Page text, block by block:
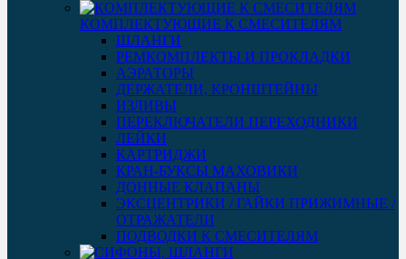
КОМПЛЕКТУЮЩИЕ К СМЕСИТЕЛЯМ
ШЛАНГИ
РЕМКОМПЛЕКТЫ И ПРОКЛАДКИ
АЭРАТОРЫ
ДЕРЖАТЕЛИ, КРОНШТЕЙНЫ
ИЗЛИВЫ
ПЕРЕКЛЮЧАТЕЛИ ПЕРЕХОДНИКИ
ЛЕЙКИ
КАРТРИДЖИ
КРАН-БУКСЫ МАХОВИКИ
ДОННЫЕ КЛАПАНЫ
ЭКСЦЕНТРИКИ / ГАЙКИ ПРИЖИМНЫЕ /
ОТРАЖАТЕЛИ
ПОДВОДКИ К СМЕСИТЕЛЯМ